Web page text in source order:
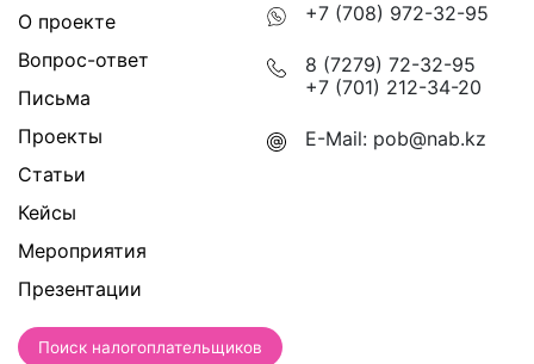
О проекте
Вопрос-ответ
Письма
Проекты
Статьи
Кейсы
Мероприятия
Презентации
+7 (708) 972-32-95
8 (7279) 72-32-95
+7 (701) 212-34-20
E-Mail: pob@nab.kz
Поиск налогоплательщиков